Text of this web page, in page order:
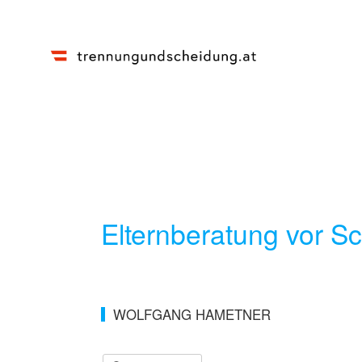
Elternberatung vor
WOLFGANG HAMETNER